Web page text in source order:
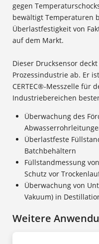
gegen
bewältigt Temperaturen
Überlastfestigkeit von
auf dem Markt.
Dieser Drucksensor
Prozessindustrie ab. Er
CERTEC®-Messzelle für
Industriebereichen
Überwachung des
Überlastfeste
Batchbehältern
Füllstandmessung
Schutz vor
Überwachung von
Vakuum) in
Weitere